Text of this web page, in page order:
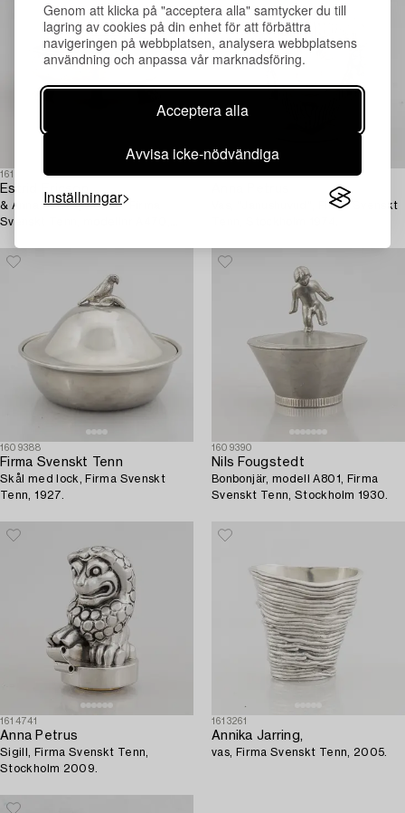
Genom att klicka på "acceptera alla" samtycker du till
lagring av cookies på din enhet för att förbättra
navigeringen på webbplatsen, analysera webbplatsens
användning och anpassa vår marknadsföring.
Acceptera alla
Avvisa icke-nödvändiga
Inställningar
1610971
Estrid Ericson
& Anna Petrus, skål för Firma
Svenskt Tenn, modellnr A470,
1614299
Vas, "Janushuvud", Firma Svenskt
1609388
Firma Svenskt Tenn
Skål med lock, Firma Svenskt
Tenn, 1927.
1609390
Nils Fougstedt
Bonbonjär, modell A801, Firma
Svenskt Tenn, Stockholm 1930.
1614741
Anna Petrus
Sigill, Firma Svenskt Tenn,
Stockholm 2009.
1613261
Annika Jarring,
vas, Firma Svenskt Tenn, 2005.